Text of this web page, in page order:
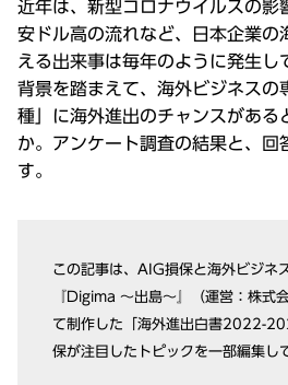
近年は、新型コロナウイルスの影
安ドル⾼の流れなど、⽇本企業の
える出来事は毎年のように発⽣し
背景を踏まえて、海外ビジネスの
種」に海外進出のチャンスがある
か。アンケート調査の結果と、回
す。
この記事は、AIG損保と海外ビジネ
『Digima 〜出島〜』（運営：株式
て制作した「海外進出⽩書2022-
保が注⽬したトピックを⼀部編集し